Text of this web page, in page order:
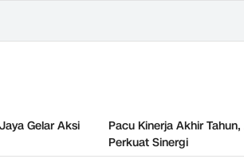
Gelar Aksi
Pacu Kinerja Akhir
Perkuat Sinergi